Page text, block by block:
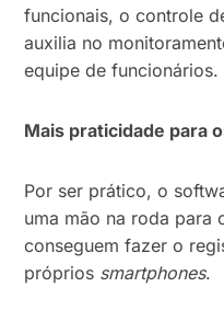
funcionais, o controle
auxilia no
equipe de funcionários.
Mais praticidade para
Por ser prático, o
uma mão na roda para
conseguem fazer o
próprios smartphones.